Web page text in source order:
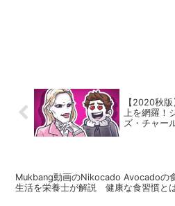
【2020秋
上を網羅！
ズ・チャー
Mukbang動画のNikocado Avocadoの
生活を栄養士が解説 健康な食習慣と